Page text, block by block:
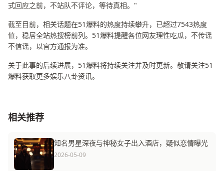
式回应之前，不站队不评论，等待真相。"
截至目前，相关话题在51爆料的热度持续攀升，已超过7543热度
值，稳居全站热搜榜前列。51爆料提醒各位网友理性吃瓜，不传谣
不信谣，以官方通报为准。
关于此事的后续进展，51爆料将持续关注并及时更新。敬请关注51
爆料获取更多娱乐八卦资讯。
相关推荐
知名男星深夜与神秘女子出入酒店，疑似恋情曝光
2026-05-09